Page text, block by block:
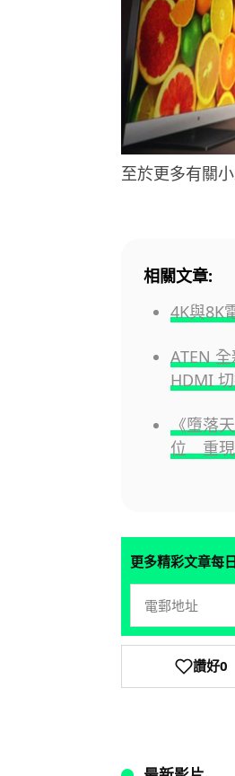
至於更多有關
相關文章:
4K與8K
ATEN
HDMI
《墮落
位 重現
更多精彩文章每
讚好0